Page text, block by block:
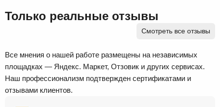
Только реальные отзывы
Смотреть все отзывы
Все мнения о нашей работе размещены на независимых
площадках — Яндекс. Маркет, Отзовик и других сервисах.
Наш профессионализм подтвержден сертификатами и
отзывами клиентов.